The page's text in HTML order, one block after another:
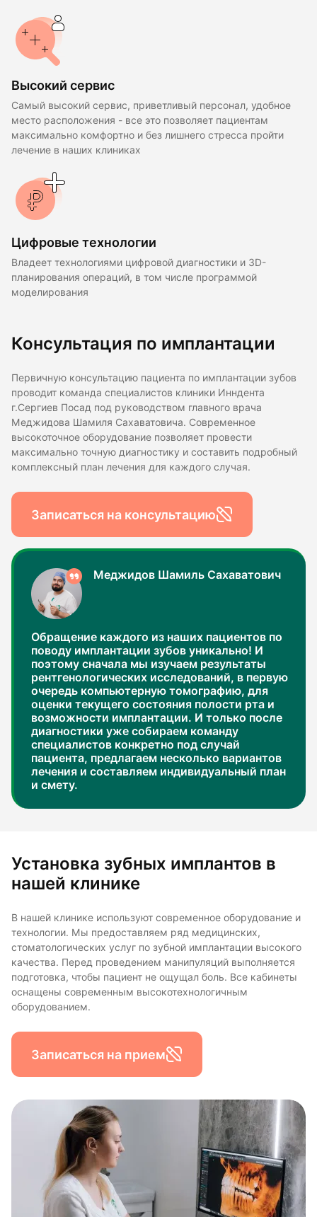
Высокий сервис
Самый высокий сервис, приветливый персонал, удобное
место расположения - все это позволяет пациентам
максимально комфортно и без лишнего стресса пройти
лечение в наших клиниках
Цифровые технологии
Владеет технологиями цифровой диагностики и 3D-
планирования операций, в том числе программой
моделирования
Консультация по имплантации
Первичную консультацию пациента по имплантации зубов
проводит команда специалистов клиники Инндента
г.Сергиев Посад под руководством главного врача
Меджидова Шамиля Сахаватовича. Современное
высокоточное оборудование позволяет провести
максимально точную диагностику и составить подробный
комплексный план лечения для каждого случая.
Записаться на консультацию
Меджидов Шамиль Сахаватович
Обращение каждого из наших пациентов по
поводу имплантации зубов уникально! И
поэтому сначала мы изучаем результаты
рентгенологических исследований, в первую
очередь компьютерную томографию, для
оценки текущего состояния полости рта и
возможности имплантации. И только после
диагностики уже собираем команду
специалистов конкретно под случай
пациента, предлагаем несколько вариантов
лечения и составляем индивидуальный план
и смету.
Установка зубных имплантов в
нашей клинике
В нашей клинике используют современное оборудование и
технологии. Мы предоставляем ряд медицинских,
стоматологических услуг по зубной имплантации высокого
качества. Перед проведением манипуляций выполняется
подготовка, чтобы пациент не ощущал боль. Все кабинеты
оснащены современным высокотехнологичным
оборудованием.
Записаться на прием